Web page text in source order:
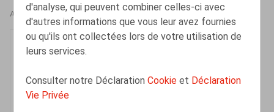
d'analyse, qui peuvent combiner celles-ci avec
d'autres informations que vous leur avez fournies
ou qu'ils ont collectées lors de votre utilisation de
leurs services.
Consulter notre DéclarationCookie et Déclaration
Vie Privée
AUTEURS
Sarah Lamarti